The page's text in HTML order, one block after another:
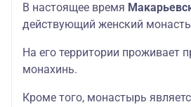
В настоящее время
действующий женский
На его территории проживает
монахинь.
Кроме того, монастырь